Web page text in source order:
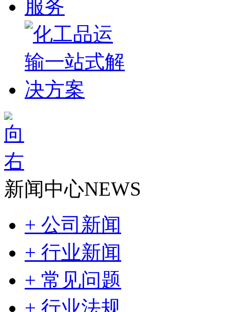
新闻中心NEWS
+ 公司新闻
+ 行业新闻
+ 常见问题